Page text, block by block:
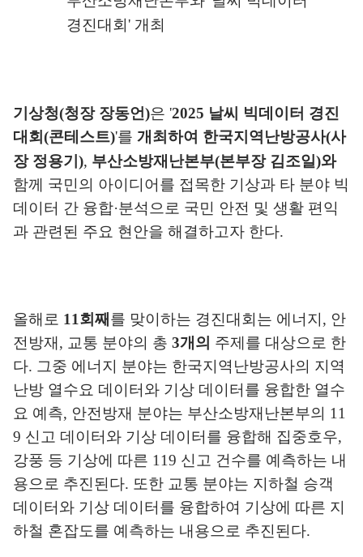
경진대회' 개최
기상청(청장 장동언)은 '2025 날씨 빅데이터 경진
대회(콘테스트)'를 개최하여 한국지역난방공사(사
장 정용기 ), 부산소방재난본부(본부장 김조일)와
함께 국민의 아이디어를 접목한 기상과 타 분야 빅
데이터 간 융합·분석으로 국민 안전 및 생활 편익
과 관련된 주요 현안을 해결하고자 한다.
올해로 11회째 를 맞이하는 경진대회는 에너지, 안
전방재, 교통 분야의 총 3개의 주제를 대상으로 한
다. 그중 에너지 분야는 한국지역난방공사의 지역
난방 열수요 데이터와 기상 데이터를 융합한 열수
요 예측, 안전방재 분야는 부산소방재난본부의 11
9 신고 데이터와 기상 데이터를 융합해 집중호우,
강풍 등 기상에 따른 119 신고 건수를 예측하는 내
용으로 추진된다. 또한 교통 분야는 지하철 승객
데이터와 기상 데이터를 융합하여 기상에 따른 지
하철 혼잡도를 예측하는 내용으로 추진된다.